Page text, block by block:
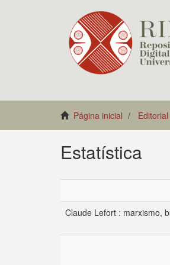
Página inicial Editorial
Estatística
Claude Lefort : marxismo,